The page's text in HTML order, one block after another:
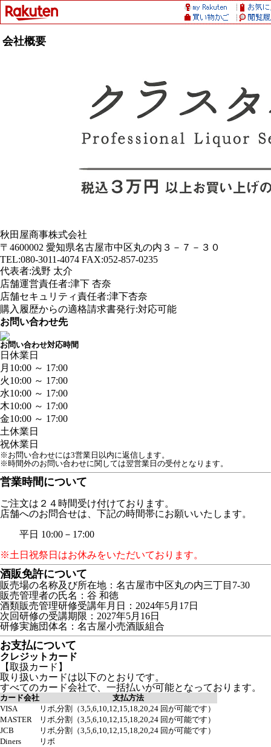
会社概要
秋田屋商事株式会社
〒4600002 愛知県名古屋市中区丸の内３－７－３０
TEL:080-3011-4074 FAX:052-857-0235
代表者:浅野 太介
店舗運営責任者:津下 杏奈
店舗セキュリティ責任者:津下杏奈
購入履歴からの適格請求書発行:対応可能
お問い合わせ先
お問い合わせ対応時間
日 休業日
月 10:00 ～ 17:00
火10:00 ～ 17:00
水10:00 ～ 17:00
木10:00 ～ 17:00
金10:00 ～ 17:00
土休業日
祝休業日
※お問い合わせには3営業日以内に返信します。
※時間外のお問い合わせに関しては翌営業日の受付となります。
営業時間について
ご注文は２４時間受け付けております。
店舗へのお問合せは、下記の時間帯にお願いいたします。
平日 10:00－17:00
※土日祝祭日はお休みをいただいております。
酒販免許について
販売場の名称及び所在地：名古屋市中区丸の内三丁目7-30
販売管理者の氏名：谷 和徳
酒類販売管理研修受講年月日：2024年5月17日
次回研修の受講期限：2027年5月16日
研修実施団体名：名古屋小売酒販組合
お支払について
クレジットカード
【取扱カード】
取り扱いカードは以下のとおりです。
すべてのカード会社で、一括払いが可能となっております。
カード会社
支払方法
VISA
リボ,分割（3,5,6,10,12,15,18,20,24 回が可能です）
MASTER
リボ,分割（3,5,6,10,12,15,18,20,24 回が可能です）
JCB
リボ,分割（3,5,6,10,12,15,18,20,24 回が可能です）
Diners
リボ